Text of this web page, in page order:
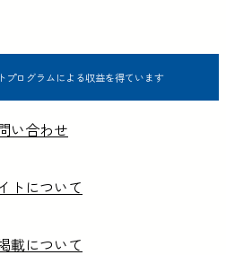
プログラムによる収益を得ています
い合わせ
トについて
載について